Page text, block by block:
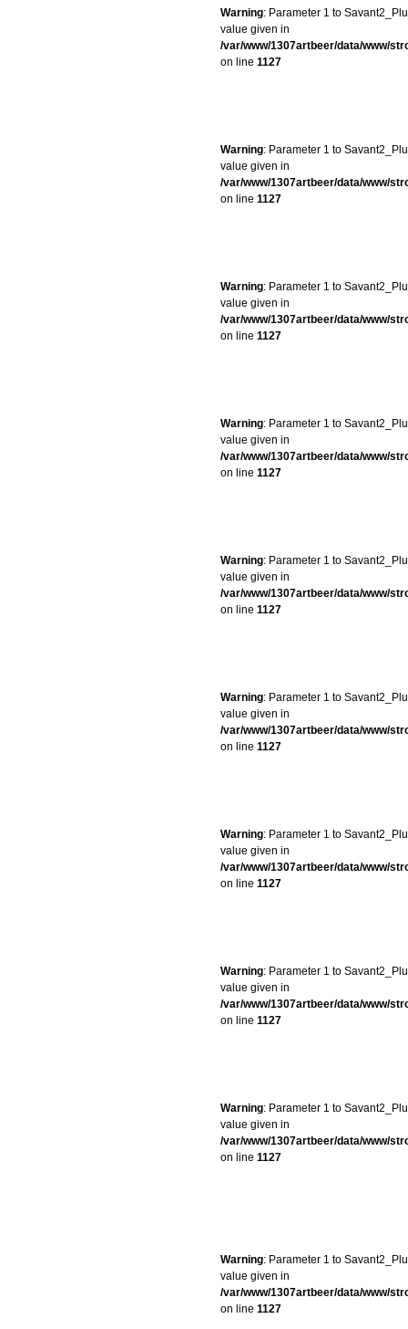
Warning: Parameter 1 to
value given in
/var/www/1307artbeer/data/www/
on line 1127
Warning: Parameter 1 to
value given in
/var/www/1307artbeer/data/www/
on line 1127
Warning: Parameter 1 to
value given in
/var/www/1307artbeer/data/www/
on line 1127
Warning: Parameter 1 to
value given in
/var/www/1307artbeer/data/www/
on line 1127
Warning: Parameter 1 to
value given in
/var/www/1307artbeer/data/www/
on line 1127
Warning: Parameter 1 to
value given in
/var/www/1307artbeer/data/www/
on line 1127
Warning: Parameter 1 to
value given in
/var/www/1307artbeer/data/www/
on line 1127
Warning: Parameter 1 to
value given in
/var/www/1307artbeer/data/www/
on line 1127
Warning: Parameter 1 to
value given in
/var/www/1307artbeer/data/www/
on line 1127
Warning: Parameter 1 to
value given in
/var/www/1307artbeer/data/www/
on line 1127